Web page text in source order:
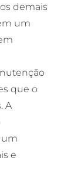
demais
um
que o
A
um
e